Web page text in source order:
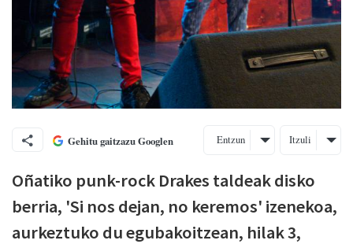
Gehitu gaitzazu Googlen Entzun Itzuli
Oñatiko punk-rock Drakes taldeak disko
berria, 'Si nos dejan, no keremos' izenekoa,
aurkeztuko du egubakoitzean, hilak 3,